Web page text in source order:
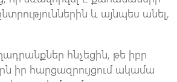
և այնպես անել,
հնչեցին, թե իբր
իր հարցազրույցում ակամա